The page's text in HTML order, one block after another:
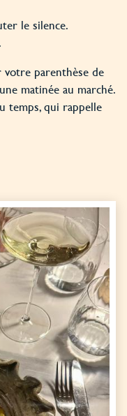
le silence.
parenthèse de
matinée au marché.
temps, qui rappelle